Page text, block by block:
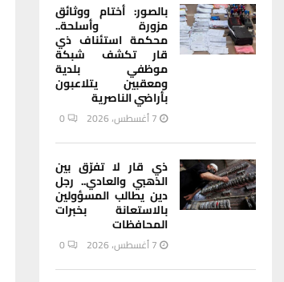
بالصور: أختام ووثائق
مزورة وأسلحة..
محكمة استئناف ذي
قار تكشف شبكة
موظفي بلدية
ومعقبين يتلاعبون
بأراضي الناصرية
7 أغسطس، 2026 0
ذي قار لا تفرّق بين
الذهبي والعادي.. رجل
دين يطالب المسؤولين
بالاستعانة بخبرات
المحافظات
7 أغسطس، 2026 0